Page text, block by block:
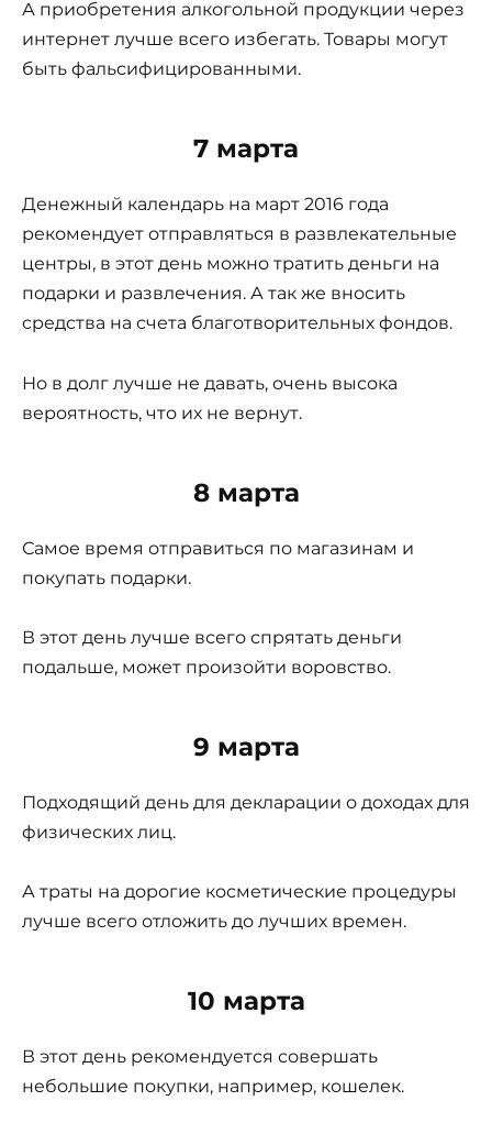
А приобретения алкогольной продукции через
интернет лучше всего избегать. Товары могут
быть фальсифицированными.
7 марта
Денежный календарь на март 2016 года
рекомендует отправляться в развлекательные
центры, в этот день можно тратить деньги на
подарки и развлечения. А так же вносить
средства на счета благотворительных фондов.
Но в долг лучше не давать, очень высока
вероятность, что их не вернут.
8 марта
Самое время отправиться по магазинам и
покупать подарки.
В этот день лучше всего спрятать деньги
подальше, может произойти воровство.
9 марта
Подходящий день для декларации о доходах для
физических лиц.
А траты на дорогие косметические процедуры
лучше всего отложить до лучших времен.
10 марта
В этот день рекомендуется совершать
небольшие покупки, например, кошелек.